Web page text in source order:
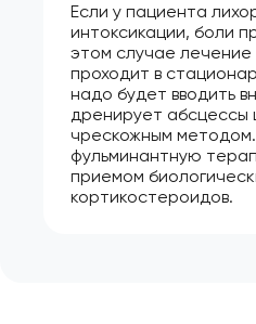
Если у пациента
интоксикации, боли
этом случае лечение
проходит в
надо будет вводить
дренирует
чрескожным
фульминантную
приемом
кортикостероидов.